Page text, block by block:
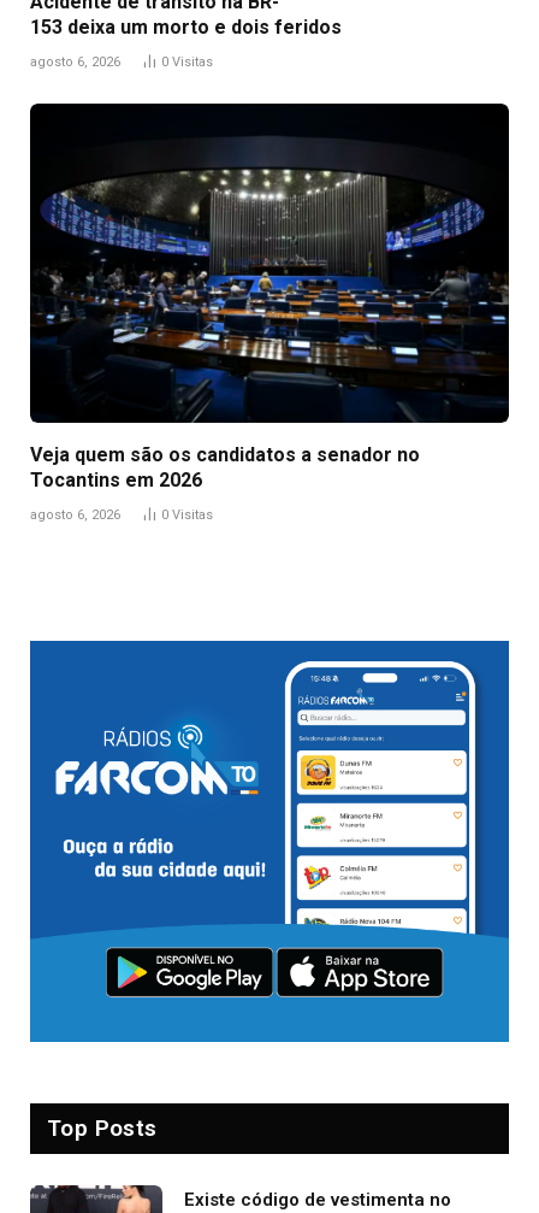
153 deixa um morto e dois feridos
agosto 6, 2026 0 Visitas
Veja quem são os candidatos a senador no
Tocantins em 2026
agosto 6, 2026 0 Visitas
Top Posts
Existe código de vestimenta no